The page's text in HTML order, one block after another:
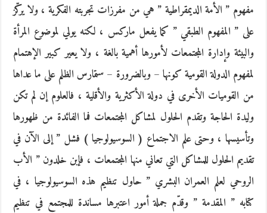
مفهوم ” الأمة الديمقراطية ” هي من مفرزات تجربته الفكرية ، ولا يركّز
على ” المفهوم الطبقي ” كما يفعل ماركس ، لكنه يولي لموضوع المرأة
والبيئة وإدارة المجتمعات لأمورها أهمية بالغة ، ولا يعير كبير الإهتمام
لمفهوم الدولة القومية كونها – وبالضرورة – ستمارس الظلم على ما عداها
من القوميات الأخرى في دولة الأكثرية والأقلية ، فالعلوم إن لم تكن
وليدة الحاجة وتقدم الحلول لمشاكل المجتمعات فما الفائدة من ظهورها
وتأسيسها ، وحتى علم الاجتماع ( السوسيولوجيا ) فشل ” إلى الآن في
تقديم الحلول للمشاكل التي تعاني منها المجتمعات ، فإبن خلدون ” الأب
الروحي لعلم العمران البشري ” حاول تنظيم هذه السوسيولوجيا ، في
كتابه ” المقدمة ” وقدّم جملة أمور اعتبرها مساندة للمجتمع في تنظيم